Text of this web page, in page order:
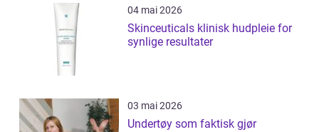
04 mai 2026
Skinceuticals klinisk hudpleie for
synlige resultater
03 mai 2026
Undertøy som faktisk gjør